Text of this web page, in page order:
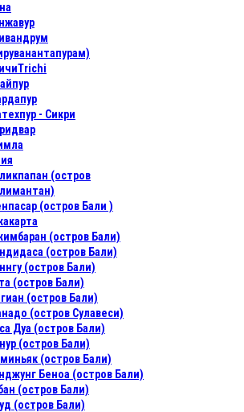
- Сикри
(остров
(остров Бали )
(остров Бали)
(остров Бали)
(остров Бали)
(остров Бали)
(остров Бали)
(остров Сулавеси)
Дуа (остров Бали)
(остров Бали)
(остров Бали)
Беноа (остров Бали)
(остров Бали)
(остров Бали)